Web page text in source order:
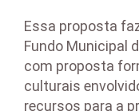
Essa proposta
Fundo Municipal
com proposta
culturais
recursos para a